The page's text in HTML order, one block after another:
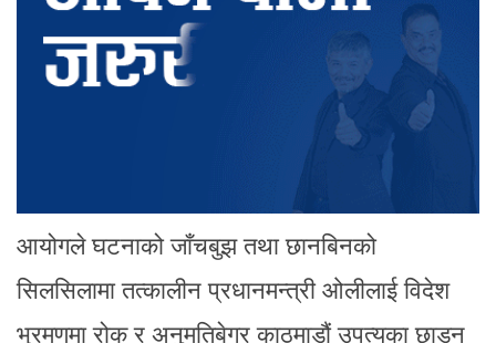
आयोगले घटनाको जाँचबुझ तथा छानबिनको
सिलसिलामा तत्कालीन प्रधानमन्त्री ओलीलाई विदेश
भ्रमणमा रोक र अनुमतिबेगर काठमाडौं उपत्यका छाड्न